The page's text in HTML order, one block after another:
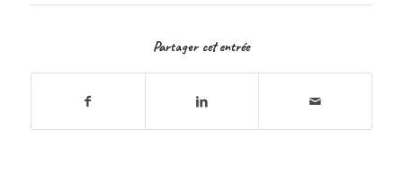
Partager cet entrée